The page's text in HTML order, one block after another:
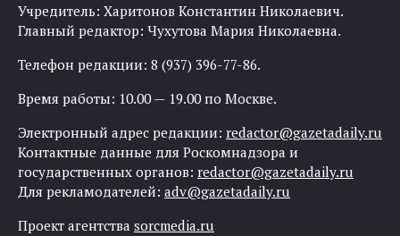
Учредитель: Харитонов Константин Николаевич.
Главный редактор: Чухутова Мария Николаевна.
Телефон редакции: 8 (937) 396-77-86.
Время работы: 10.00 — 19.00 по Москве.
Электронный адрес редакции: redactor@gazetadaily.ru
Контактные данные для Роскомнадзора и
государственных органов: redactor@gazetadaily.ru
Для рекламодателей: adv@gazetadaily.ru
Проект агентства sorcmedia.ru